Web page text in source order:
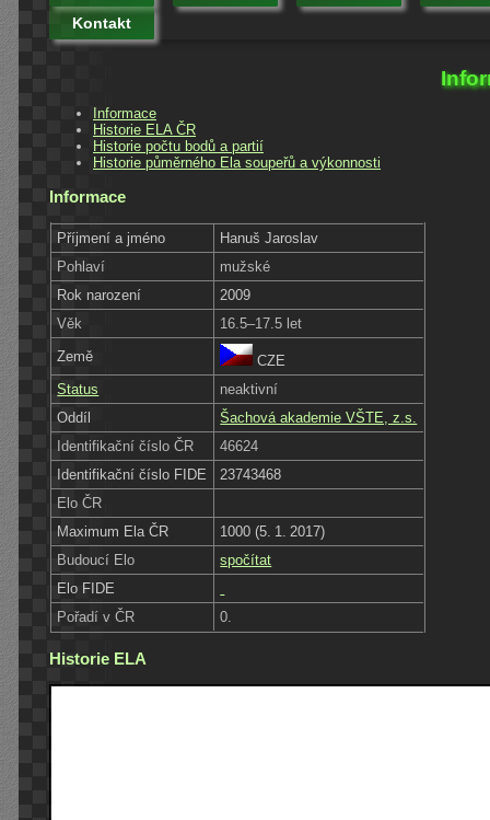
Kontakt
Informace
Historie ELA ČR
Historie počtu bodů a partií
Historie půměrného Ela soupeřů a výkonnosti
Informace
Příjmení a jméno
Hanuš Jaroslav
Pohlaví
mužské
Rok narození
2009
Věk
16.5–17.5 let
Země
CZE
Status
neaktivní
Oddíl
Šachová akademie VŠTE, z.s.
Identifikační číslo ČR
46624
Identifikační číslo FIDE
23743468
Elo ČR
Maximum Ela ČR
1000 (5. 1. 2017)
Budoucí Elo
spočítat
Elo FIDE
Pořadí v ČR
0.
Historie ELA